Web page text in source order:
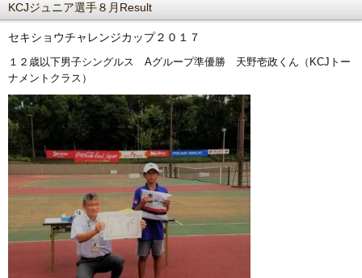
KCJジュニア選手８月Result
セキショウチャレンジカップ２０１７
１２歳以下男子シングルス Aグループ準優勝 天野壱政くん（KCJトー
ナメントクラス）